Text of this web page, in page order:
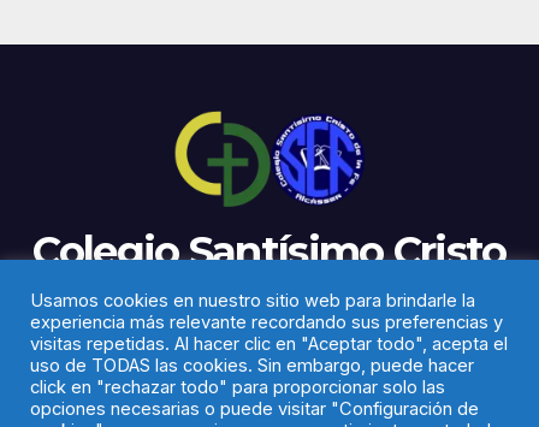
Colegio Santísimo Cristo
de la Fe
Usamos cookies en nuestro sitio web para brindarle la
experiencia más relevante recordando sus preferencias y
visitas repetidas. Al hacer clic en "Aceptar todo", acepta el
uso de TODAS las cookies. Sin embargo, puede hacer
click en "rechazar todo" para proporcionar solo las
opciones necesarias o puede visitar "Configuración de